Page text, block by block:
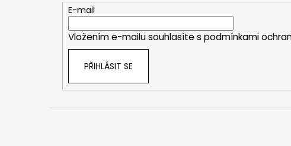
E-mail
Vložením e-mailu souhlasíte s podmínkami
PŘIHLÁSIT SE